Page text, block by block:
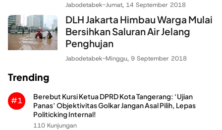
Jabodetabek-Jumat, 14 September 2018
DLH Jakarta Himbau Warga Mulai
Bersihkan Saluran Air Jelang
Penghujan
Jabodetabek-Minggu, 9 September 2018
Trending
#1
Berebut Kursi Ketua DPRD Kota Tangerang: ‘Ujian
Panas’ Objektivitas Golkar Jangan Asal Pilih, Lepas
Politicking Internal!
110 Kunjungan